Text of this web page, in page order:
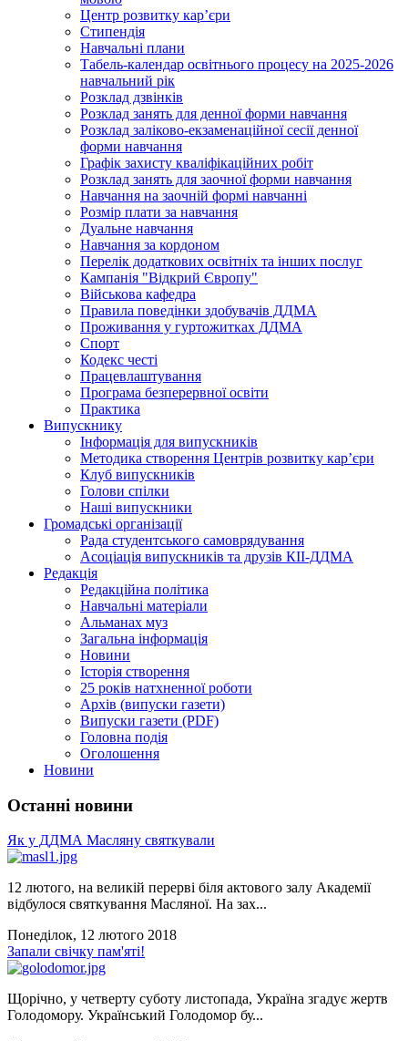
Центр розвитку кар’єри
Стипендія
Навчальні плани
Табель-календар освітнього процесу на 2025-2026
навчальний рік
Розклад дзвінків
Розклад занять для денної форми навчання
Розклад заліково-екзаменаційної сесії денної
форми навчання
Графік захисту кваліфікаційних робіт
Розклад занять для заочної форми навчання
Навчання на заочній формі навчанні
Розмір плати за навчання
Дуальне навчання
Навчання за кордоном
Перелік додаткових освітніх та інших послуг
Кампанія "Відкрий Європу"
Військова кафедра
Правила поведінки здобувачів ДДМА
Проживання у гуртожитках ДДМА
Спорт
Кодекс честі
Працевлаштування
Програма безперервної освіти
Практика
Випускнику
Інформація для випускників
Методика створення Центрів розвитку кар’єри
Клуб випускників
Голови спілки
Наші випускники
Громадські організації
Рада студентського самоврядування
Асоціація випускників та друзів КІІ-ДДМА
Редакція
Редакційна політика
Навчальні матеріали
Альманах муз
Загальна інформація
Новини
Історія створення
25 років натхненної роботи
Архів (випуски газети)
Випуски газети (PDF)
Головна подія
Оголошення
Новини
Останні новини
Як у ДДМА Масляну святкували
12 лютого, на великій перерві біля актового залу Академії
відбулося святкування Масляної. На зах...
Понеділок, 12 лютого 2018
Запали свічку пам'яті!
Щорічно, у четверту суботу листопада, Україна згадує жертв
Голодомору. Український Голодомор бу...